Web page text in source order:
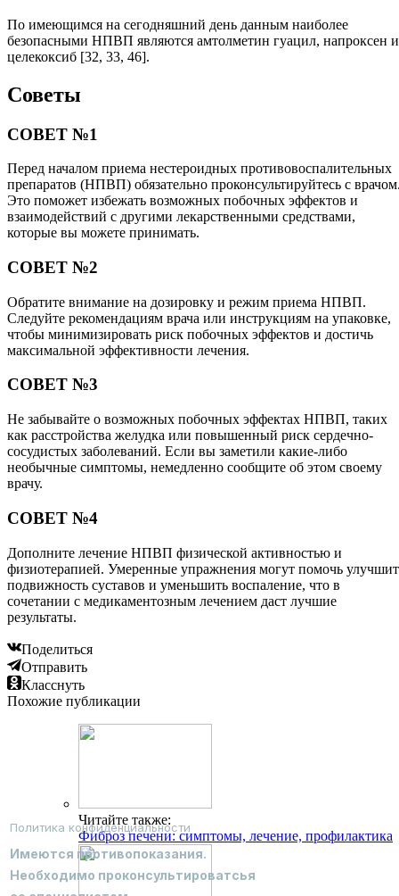
По имеющимся на сегодняшний день данным наиболее
безопасными НПВП являются амтолметин гуацил, напроксен и
целекоксиб [32, 33, 46].
Советы
СОВЕТ №1
Перед началом приема нестероидных противовоспалительных
препаратов (НПВП) обязательно проконсультируйтесь с
Это поможет избежать возможных побочных эффектов и
взаимодействий с другими лекарственными средствами,
которые вы можете принимать.
СОВЕТ №2
Обратите внимание на дозировку и режим приема НПВП.
Следуйте рекомендациям врача или инструкциям на упаковке,
чтобы минимизировать риск побочных эффектов и достичь
максимальной эффективности лечения.
СОВЕТ №3
Не забывайте о возможных побочных эффектах НПВП, таких
как расстройства желудка или повышенный риск сердечно-
сосудистых заболеваний. Если вы заметили какие-либо
необычные симптомы, немедленно сообщите об этом своему
врачу.
СОВЕТ №4
Дополните лечение НПВП физической активностью и
физиотерапией. Умеренные упражнения могут помочь
подвижность суставов и уменьшить воспаление, что в
сочетании с медикаментозным лечением даст лучшие
результаты.
Поделиться
Отправить
Класснуть
Похожие публикации
Читайте также:
Фиброз печени: симптомы, лечение, профилактика
Политика конфиденциальности
Имеются противопоказания.
Необходимо проконсультироватсья